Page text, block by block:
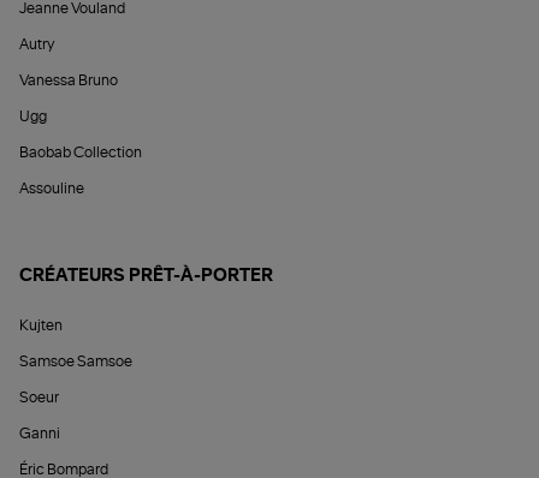
Jeanne Vouland
Autry
Vanessa Bruno
Ugg
Baobab Collection
Assouline
CRÉATEURS PRÊT-À-PORTER
Kujten
Samsoe Samsoe
Soeur
Ganni
Éric Bompard